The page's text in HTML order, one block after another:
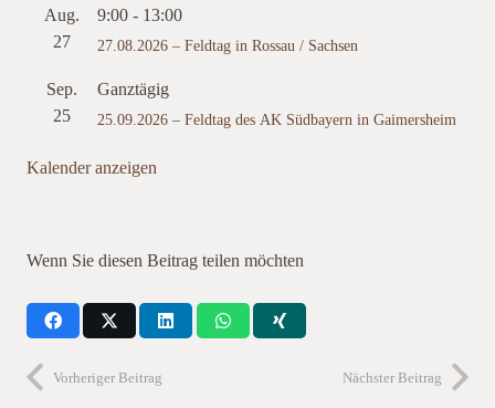
Aug.
27
9:00- 13:00
27.08.2026 – Feldtag in Rossau / Sachsen
Sep.
25
Ganztägig
25.09.2026 – Feldtag des AK Südbayern in Gaimersheim
Kalender anzeigen
Wenn Sie diesen Beitrag teilen möchten
Vorheriger Beitrag Nächster Beitrag